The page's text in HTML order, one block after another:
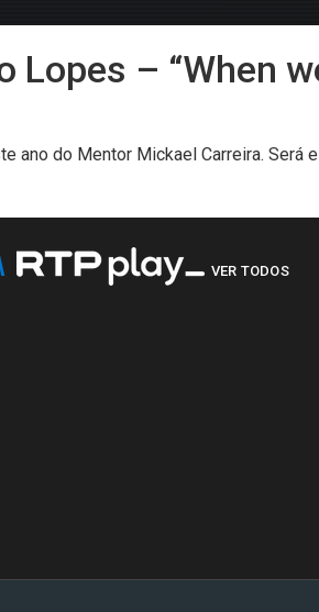
Lopes – “When
ano do Mentor Mickael Carreira. Será
VER TODOS